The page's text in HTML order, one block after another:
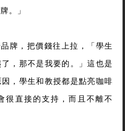
。」
牌，把價錢往上拉，「學生
，那不是我要的。」這也是
，學生和教授都是點亮咖啡
很直接的支持，而且不離不